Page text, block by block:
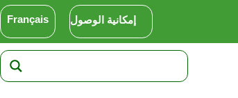
Français إمكانية الوصول